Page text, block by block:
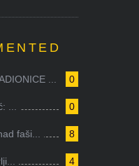
0
...
0
...
8
faši...
4